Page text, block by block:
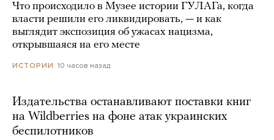
Что происходило в Музее истории ГУЛАГа, когда
власти решили его ликвидировать, — и как
выглядит экспозиция об ужасах нацизма,
открывшаяся на его месте
ИСТОРИИ 10 часов назад
Издательства останавливают поставки книг
на Wildberries на фоне атак украинских
беспилотников